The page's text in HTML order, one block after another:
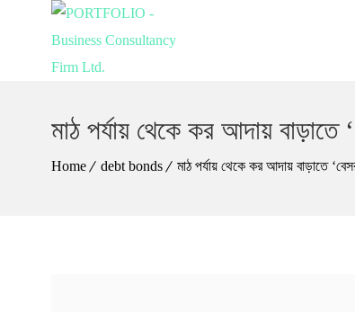
মাঠ পর্যায় থেকে কর আদায়
Home debt bonds মাঠ পর্যায় থেকে কর আদায় বাড়াতে